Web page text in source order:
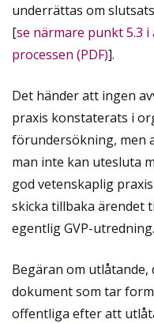
underrättas om
[se närmare punkt 5.3
processen (PDF)].
Det händer att ingen
praxis konstaterats i
förundersökning, men
man inte kan utesluta
god vetenskaplig
skicka tillbaka ärendet
egentlig GVP-utredning.
Begäran om
dokument som tar
offentliga efter att